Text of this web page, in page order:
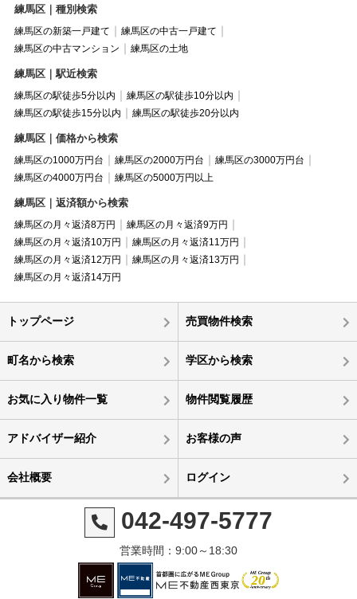
練馬区｜種別検索
練馬区の新築一戸建て
練馬区の中古一戸建て
練馬区の中古マンション
練馬区の土地
練馬区｜駅近検索
練馬区の駅徒歩5分以内
練馬区の駅徒歩10分以内
練馬区の駅徒歩15分以内
練馬区の駅徒歩20分以内
練馬区｜価格から検索
練馬区の1000万円台 練馬区の2000万円台
練馬区の3000万円台
練馬区の4000万円台
練馬区の5000万円以上
練馬区｜返済額から検索
練馬区の月々返済8万円
練馬区の月々返済9万円
練馬区の月々返済10万円
練馬区の月々返済11万円
練馬区の月々返済12万円
練馬区の月々返済13万円
練馬区の月々返済14万円
トップページ 売買物件検索
町名から検索 学区から検索
お気に入り物件一覧 物件閲覧履歴
アドバイザー紹介 お客様の声
会社概要 ログイン
042-497-5777
営業時間：9:00～18:30